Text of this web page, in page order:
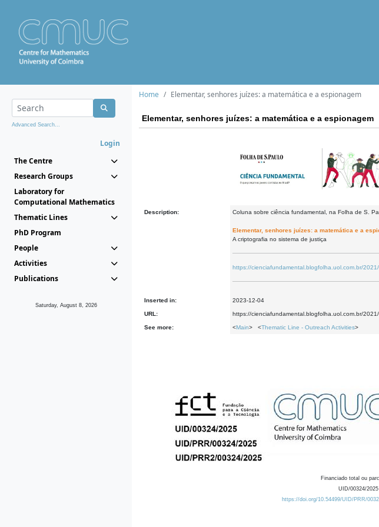
Advanced Search...
Login
The Centre
Research Groups
Laboratory for
Computational Mathematics
Thematic Lines
PhD Program
People
Activities
Publications
Saturday, August 8, 2026
Home Elementar, senhores juízes: a matemática e a espionagem
Elementar, senhores juízes: a matemática e a espionagem
Description: Coluna sobre ciência fundamental, na Folha de S.
Elementar, senhores juízes: a matemática e a
A criptografia no sistema de justiça
https://cienciafundamental.blogfolha.uol.com.br/
Inserted in: 2023-12-04
URL: https://cienciafundamental.blogfolha.uol.com.br/
See more: <Main> <Thematic Line - Outreach Activities>
Financiado total ou
UID/00324/2025
https://doi.org/10.54499/UID/PRR/